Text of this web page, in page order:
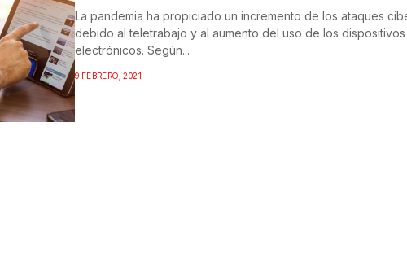
La pandemia ha propiciado un incremento de los ataques
debido al teletrabajo y al aumento del uso de los dispositivos
electrónicos. Según...
9 FEBRERO, 2021